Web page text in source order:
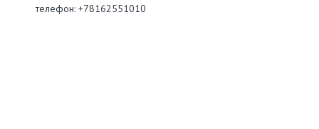
телефон: +78162551010